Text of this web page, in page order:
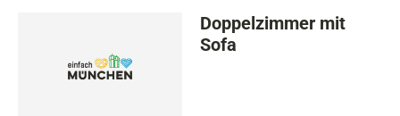
Doppelzimmer mit
Sofa